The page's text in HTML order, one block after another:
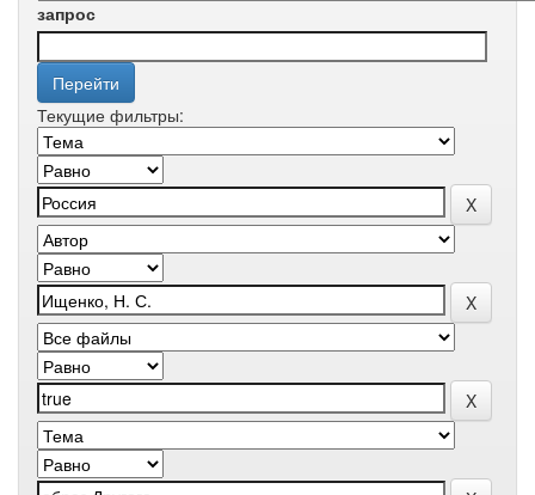
запрос
Текущие фильтры: